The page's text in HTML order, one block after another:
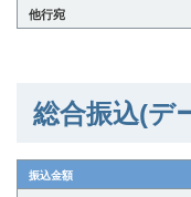
他行宛
総合振込(デ
振込金額